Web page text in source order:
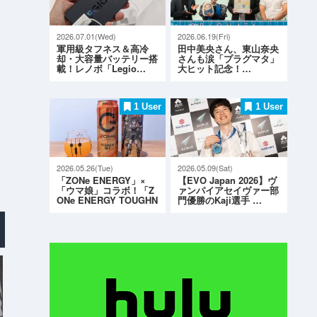
2026.07.01(Wed)
軍用級タフネス＆高冷
却・大容量バッテリー搭
載！レノボ「Legio…
2026.06.19(Fri)
田中美央さん、東山奈央
さんも涙「プラグマタ」
大ヒット記念！…
1 User
2026.05.26(Tue)
「ZONe ENERGY」×
「ウマ娘」コラボ！「Z
ONe ENERGY TOUGHN
1 User
2026.05.09(Sat)
【EVO Japan 2026】ヴ
ァンパイアセイヴァー部
門優勝のKaji選手 …